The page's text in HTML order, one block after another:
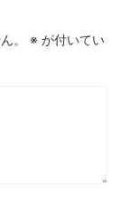
。 ※ が付いてい